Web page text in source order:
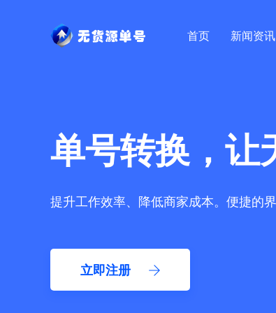
首页 新闻资讯
单号转换，让
提升工作效率、降低商家成本。便捷的
立即注册